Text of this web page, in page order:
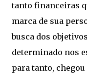
tanto financeiras
marca de sua
busca dos
determinado nos
para tanto,